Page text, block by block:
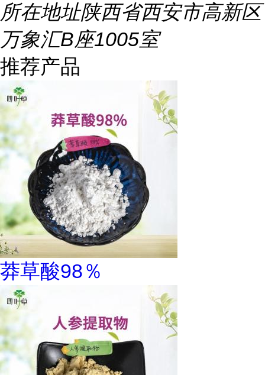
所在地址陕西省西安市高新区
万象汇B座1005室
推荐产品
莽草酸98％